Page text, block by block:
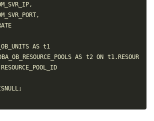
AS t1
AS t2 ON t1.RESOUR